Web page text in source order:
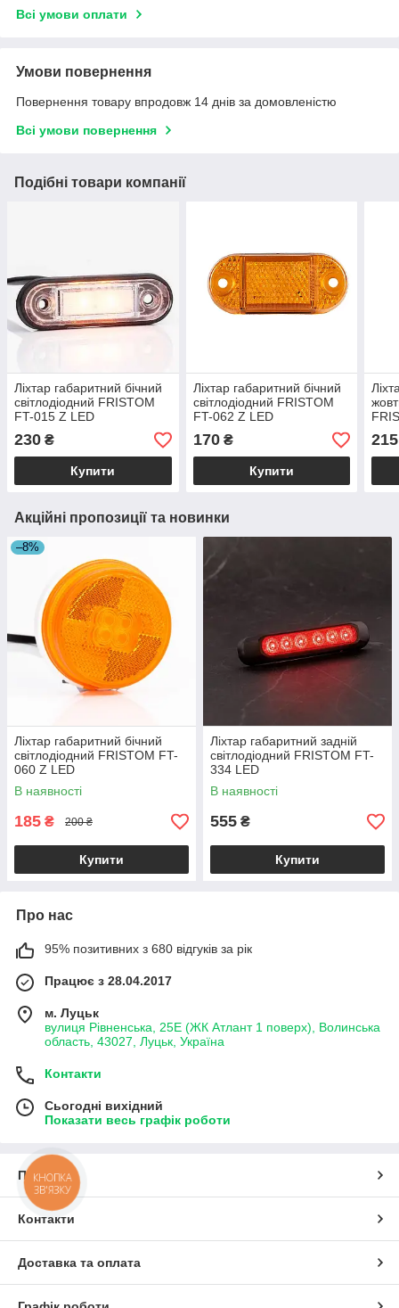
Всі умови оплати
Умови повернення
Повернення товару впродовж 14 днів за домовленістю
Всі умови повернення
Подібні товари компанії
Ліхтар габаритний бічний
світлодіодний FRISTOM
FT-015 Z LED
230 ₴
Купити
Ліхтар габаритний бічний
світлодіодний FRISTOM
FT-062 Z LED
170₴
Купити
215
Акційні пропозиції та новинки
–8%
Ліхтар габаритний бічний
світлодіодний FRISTOM FT-
060 Z LED
В наявності
185 ₴ 200 ₴
Купити
Ліхтар габаритний задній
світлодіодний FRISTOM FT-
334 LED
В наявності
555 ₴
Купити
Про нас
95% позитивних з 680 відгуків за рік
Працює з 28.04.2017
м. Луцьк
вулиця Рівненська, 25Е (ЖК Атлант 1 поверх), Волинська
область, 43027, Луцьк, Україна
Контакти
Сьогодні вихідний
Показати весь графік роботи
Про нас
Контакти
Доставка та оплата
КНОПКА
ЗВ'ЯЗКУ